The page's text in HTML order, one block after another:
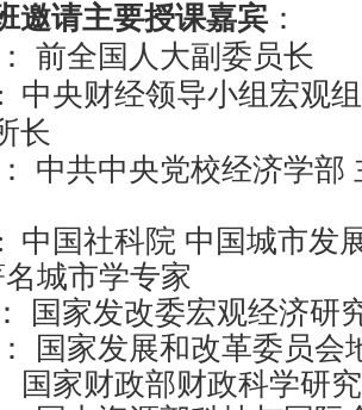
邀请主要授课嘉宾 ：
前全国人大副委员长
: 中央财经领导小组宏观
长
中共中央党校经济学部
: 中国社科院 中国城市发
城市学专家
国家发改委宏观经济研
国家发展和改革委员会
国家财政部财政科学研